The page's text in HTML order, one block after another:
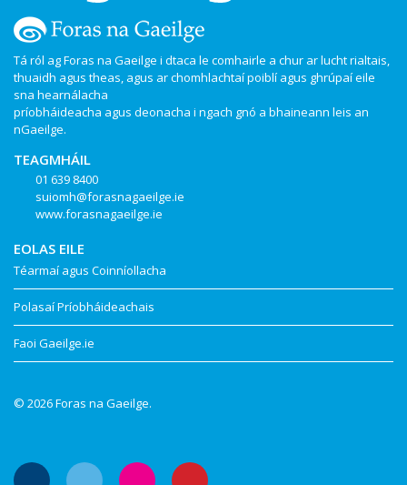
Tá ról ag Foras na Gaeilge i dtaca le comhairle a chur ar lucht rialtais,
thuaidh agus theas, agus ar chomhlachtaí poiblí agus ghrúpaí eile
sna hearnálacha
príobháideacha agus deonacha i ngach gnó a bhaineann leis an
nGaeilge.
TEAGMHÁIL
01 639 8400
suiomh@forasnagaeilge.ie
www.forasnagaeilge.ie
EOLAS EILE
Téarmaí agus Coinníollacha
Polasaí Príobháideachais
Faoi Gaeilge.ie
© 2026 Foras na Gaeilge.